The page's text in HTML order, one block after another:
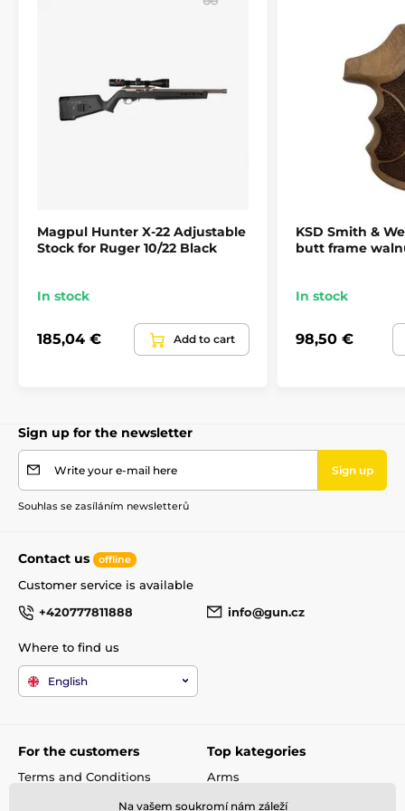
Magpul Hunter X-22 Adjustable
Stock for Ruger 10/22 Black
In stock
185,04 € Add to cart
KSD Smith &
butt frame
In stock
98,50 €
Sign up for the newsletter
Write your e-mail here Sign up
Souhlas se zasíláním newsletterů
Contact us offline
Customer service is available
+420777811888
info@gun.cz
Where to find us
English
For the customers
Terms and Conditions
Top kategories
Arms
Na vašem soukromí nám záleží